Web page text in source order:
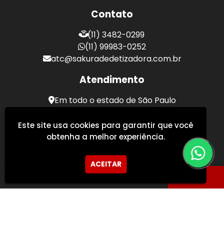
Contato
(11) 3482-0299
(11) 99983-0252
atc@sakuradedetizadora.com.br
Atendimento
Em todo o estado de São Paulo
Este site usa cookies para garantir que você
obtenha a melhor experiência.
ACEITAR